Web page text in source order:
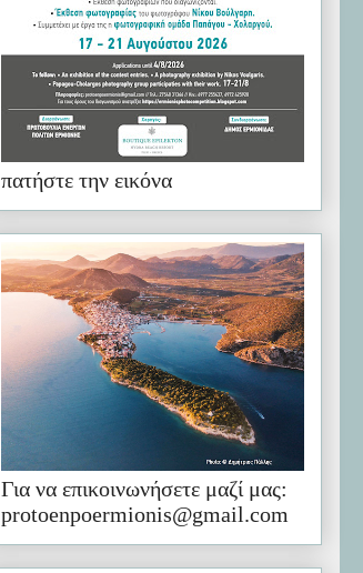
πατήστε την εικόνα
Για να επικοινωνήσετε μαζί μας:
protoenpoermionis@gmail.com